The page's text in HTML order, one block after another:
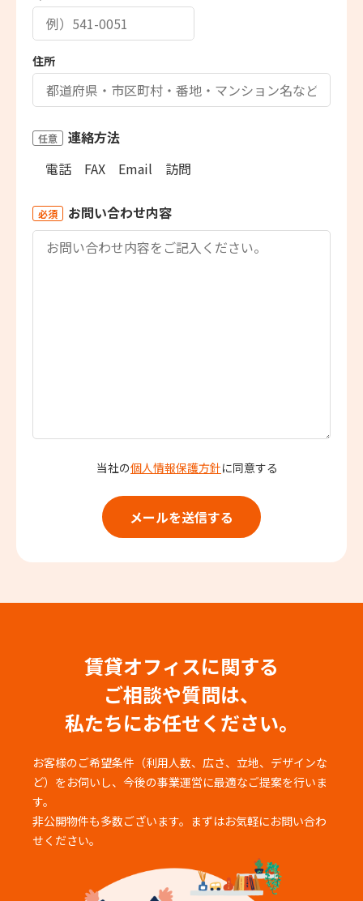
住所
任意
連絡方法
電話
FAX Email 訪問
必須 お問い合わせ内容
当社の個人情報保護方針に同意する
賃貸オフィスに関する
ご相談や質問は、
私たちにお任せください。
お客様のご希望条件（利用人数、広さ、立地、デザインな
ど）をお伺いし、 今後の事業運営に最適なご提案を行いま
す。
非公開物件も多数ございます。まずはお気軽にお問い合わ
せください。